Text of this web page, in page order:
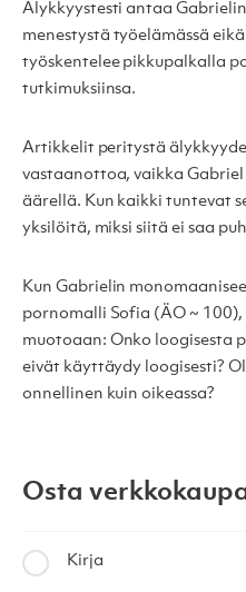
Älykkyystesti antaa
menestystä työelämässä
työskentelee pikkupalkalla
tutkimuksiinsa.
Artikkelit peritystä
vastaanottoa, vaikka
äärellä. Kun kaikki tuntevat
yksilöitä, miksi siitä ei saa
Kun Gabrielin
pornomalli Sofia (ÄO ~
muotoaan: Onko loogisesta
eivät käyttäydy loogisesti?
onnellinen kuin oikeassa?
Osta
Kirja